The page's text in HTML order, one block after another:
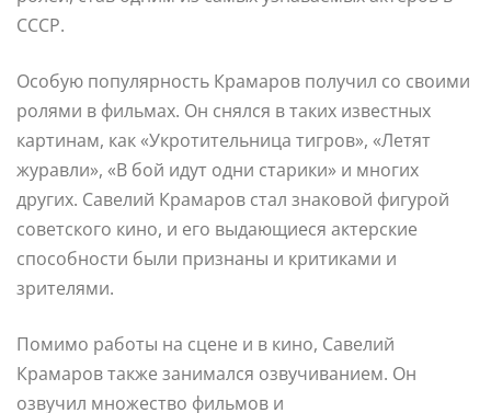
СССР.
Особую популярность Крамаров получил со своими
ролями в фильмах. Он снялся в таких известных
картинам, как «Укротительница тигров», «Летят
журавли», «В бой идут одни старики» и многих
других. Савелий Крамаров стал знаковой фигурой
советского кино, и его выдающиеся актерские
способности были признаны и критиками и
зрителями.
Помимо работы на сцене и в кино, Савелий
Крамаров также занимался озвучиванием. Он
озвучил множество фильмов и